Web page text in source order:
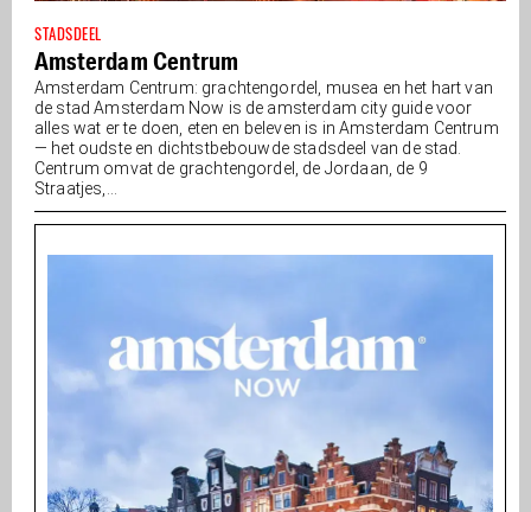
STADSDEEL
Amsterdam Centrum
Amsterdam Centrum: grachtengordel, musea en het hart van
de stad Amsterdam Now is de amsterdam city guide voor
alles wat er te doen, eten en beleven is in Amsterdam Centrum
— het oudste en dichtstbebouwde stadsdeel van de stad.
Centrum omvat de grachtengordel, de Jordaan, de 9
Straatjes,...